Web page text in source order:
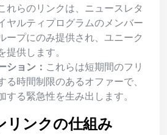
れらのリンクは、ニュースレタ
ヤルティプログラムのメンバー
ープにのみ提供され、ユニーク
提供します。
ション： これらは短期間のフリ
る時間制限のあるオファーで、
する緊急性を生み出します。
リンクの仕組み